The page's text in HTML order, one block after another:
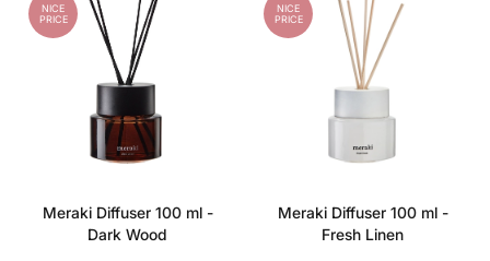
NICE
PRICE
Meraki Diffuser 100 ml -
Dark Wood
NICE
PRICE
Meraki Diffuser 100 ml -
Fresh Linen